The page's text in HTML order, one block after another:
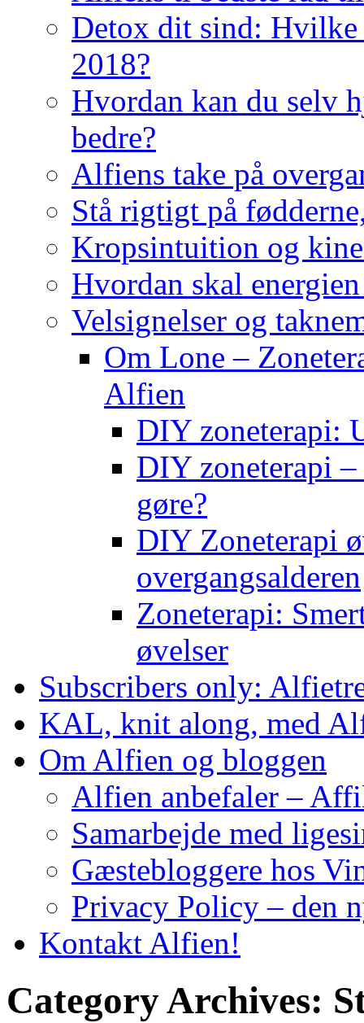
Detox dit sind:
2018?
Hvordan kan du selv
bedre?
Alfiens take på
Stå rigtigt på
Kropsintuition og
Hvordan skal
Velsignelser og
Om Lone –
Alfien
DIY zoneterapi:
DIY zoneterapi
gøre?
DIY Zoneterapi
overgangsalderen
Zoneterapi:
øvelser
Subscribers only:
KAL, knit along, med
Om Alfien og bloggen
Alfien anbefaler –
Samarbejde med
Gæstebloggere hos
Privacy Policy – den
Kontakt Alfien!
Category Archives: